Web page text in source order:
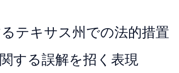
キサス州での法的措置
する誤解を招く表現